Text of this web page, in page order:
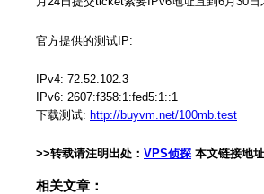
官方提供的测试IP:
IPv4: 72.52.102.3
IPv6: 2607:f358:1:fed5:1::1
下载测试: http://buyvm.net/100mb.test
>>转载请注明出处： VPS侦探 本文链接地址
相关文章：